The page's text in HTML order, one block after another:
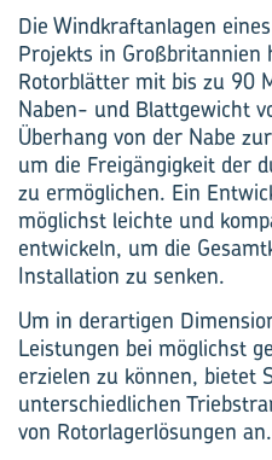
Die Windkraftanlagen
Projekts in Großbritannien
Rotorblätter mit bis zu 90
Naben- und Blattgewicht
Überhang von der Nabe
um die Freigängigkeit der
zu ermöglichen. Ein
möglichst leichte und
entwickeln, um die
Installation zu senken.
Um in derartigen
Leistungen bei möglichst
erzielen zu können, bietet
unterschiedlichen
von Rotorlagerlösungen an.